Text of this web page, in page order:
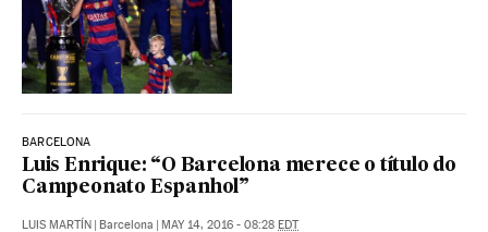
BARCELONA
Luis Enrique: “O Barcelona merece o título do
Campeonato Espanhol”
LUIS MARTÍN | Barcelona | MAY 14, 2016 - 08:28 EDT